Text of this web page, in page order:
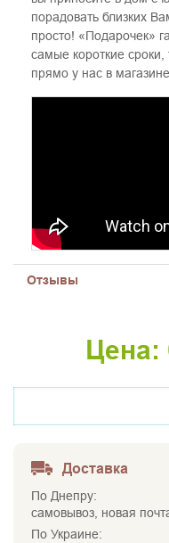
порадовать близких
просто! «Подарочек»
самые короткие
прямо у нас в
Отзывы
Цена:
Доставка
По Днепру:
самовывоз, новая
По Украине: